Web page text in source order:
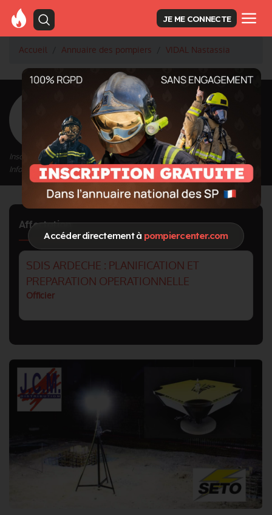
Accéder directement à pompiercenter.com
JE ME CONNECTE
Accueil Annuaire des pompiers VIDAL Nastassia
< Retour à la liste des pompiers
VIDAL Nastassia
Inscrit depuis le 04/03/2024 à 13:54
Informations mises à jour le 06/03/2024 à 18:56
Affectation
SDIS ARDECHE : PLANIFICATION ET
PREPARATION OPERATIONNELLE
Officier